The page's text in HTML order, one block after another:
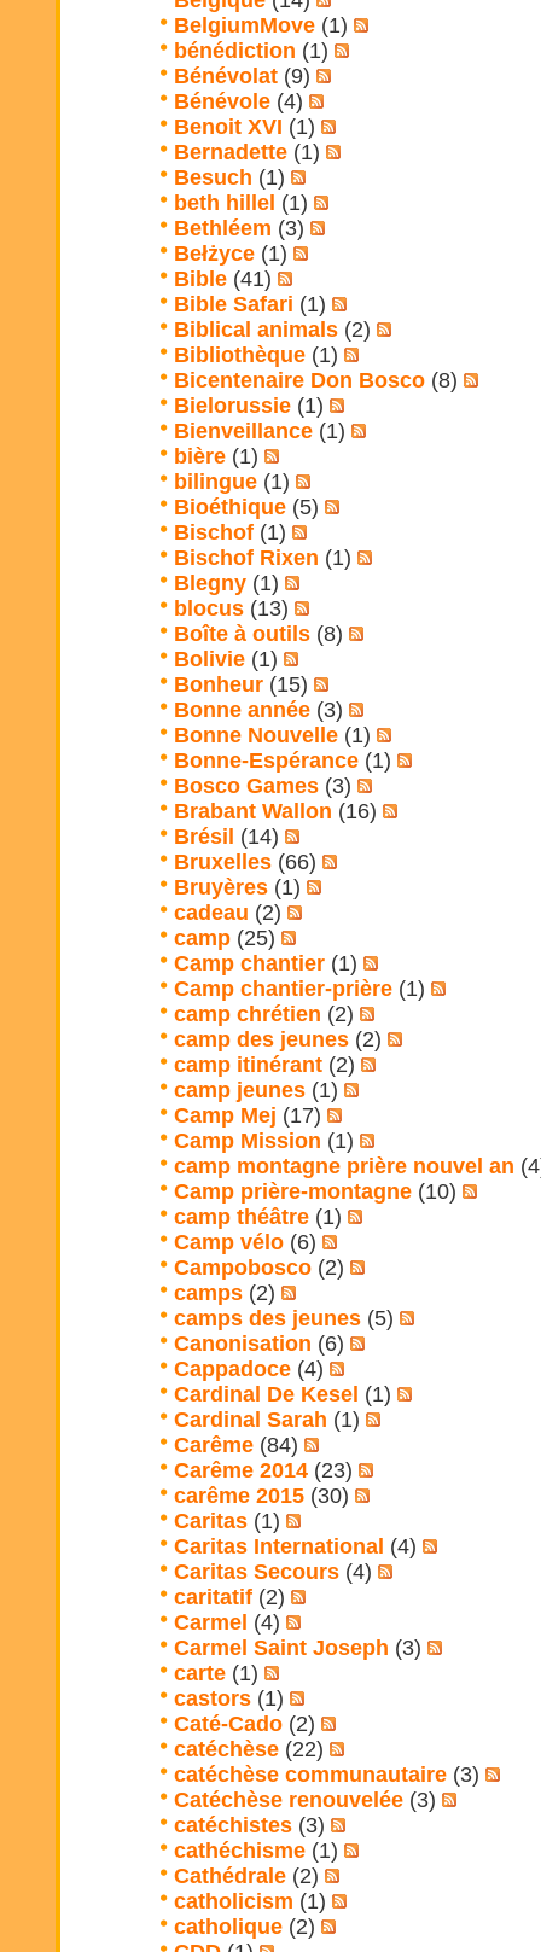
BelgiumMove (1)
bénédiction (1)
Bénévolat (9)
Bénévole (4)
Benoit XVI (1)
Bernadette (1)
Besuch (1)
beth hillel (1)
Bethléem (3)
Bełżyce (1)
Bible (41)
Bible Safari (1)
Biblical animals (2)
Bibliothèque (1)
Bicentenaire Don Bosco (8)
Bielorussie (1)
Bienveillance (1)
bière (1)
bilingue (1)
Bioéthique (5)
Bischof (1)
Bischof Rixen (1)
Blegny (1)
blocus (13)
Boîte à outils (8)
Bolivie (1)
Bonheur (15)
Bonne année (3)
Bonne Nouvelle (1)
Bonne-Espérance (1)
Bosco Games (3)
Brabant Wallon (16)
Brésil (14)
Bruxelles (66)
Bruyères (1)
cadeau (2)
camp (25)
Camp chantier (1)
Camp chantier-prière (1)
camp chrétien (2)
camp des jeunes (2)
camp itinérant (2)
camp jeunes (1)
Camp Mej (17)
Camp Mission (1)
camp montagne prière nouvel an
Camp prière-montagne (10)
camp théâtre (1)
Camp vélo (6)
Campobosco (2)
camps (2)
camps des jeunes (5)
Canonisation (6)
Cappadoce (4)
Cardinal De Kesel (1)
Cardinal Sarah (1)
Carême (84)
Carême 2014 (23)
carême 2015 (30)
Caritas (1)
Caritas International (4)
Caritas Secours (4)
caritatif (2)
Carmel (4)
Carmel Saint Joseph (3)
carte (1)
castors (1)
Caté-Cado (2)
catéchèse (22)
catéchèse communautaire (3)
Catéchèse renouvelée (3)
catéchistes (3)
cathéchisme (1)
Cathédrale (2)
catholicism (1)
catholique (2)